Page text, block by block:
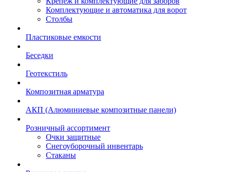
Комплектующие и автоматика для ворот
Столбы
Пластиковые емкости
Беседки
Геотекстиль
Композитная арматура
АКП (Алюминиевые композитные панели)
Розничный ассортимент
Очки защитные
Снегоуборочный инвентарь
Стаканы